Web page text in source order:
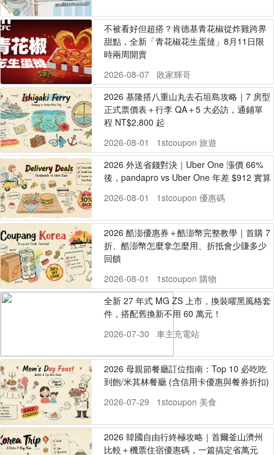
不被看好但超搭？肯德基青花椒從炸雞跨界
甜點，全新「青花椒花生蛋撻」8月11日限
時兩周開賣
2026-08-07
敗家輝哥
2026 基隆搭八重山丸去石垣島攻略｜7 房型
正式票價表＋行李 QA＋5 大必訪，通鋪單
程 NT$2,800 起
2026-08-01
1stcoupon 旅遊
2026 外送省錢對決｜Uber One 漲價 66%
後，pandapro vs Uber One 年差 $912 實算
2026-08-01
1stcoupon 優惠碼
2026 酷澎優惠券＋酷澎幣完整教學｜首購 7
折、酷澎幣怎麼拿怎麼用、折抵會少賺多少
回饋
2026-08-01
1stcoupon 購物
全新 27 年式 MG ZS 上市，換裝曜黑風格套
件，搭配舊換新不用 60 萬元！
2026-07-30
車主充電站
2026 母親節餐廳訂位指南：Top 10 必吃吃
到飽/米其林餐廳 (含信用卡優惠與餐券折扣)
2026-07-29
1stcoupon 美食
2026 韓國自由行終極攻略｜首爾釜山濟州
比較＋機票住宿優惠碼，一篇搞定省萬元